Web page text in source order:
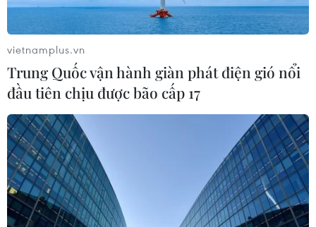
vietnamplus.vn
Trung Quốc vận hành giàn phát điện gió nổi
đầu tiên chịu được bão cấp 17